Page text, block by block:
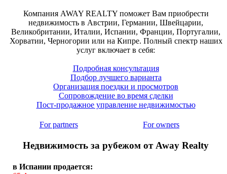
Компания AWAY REALTY поможет Вам приобрести
недвижимость в Австрии, Германии, Швейцарии,
Великобритании, Италии, Испании, Франции, Португалии,
Хорватии, Черногории или на Кипре. Полный спектр наших
услуг включает в себя:
Подробная консультация
Подбор лучшего варианта
Организация поездки и просмотров
Сопровождение во время сделки
Пост-продажное управление недвижимостью
For partners For owners
Недвижимость за рубежом от Away Realty
в Испании продается: